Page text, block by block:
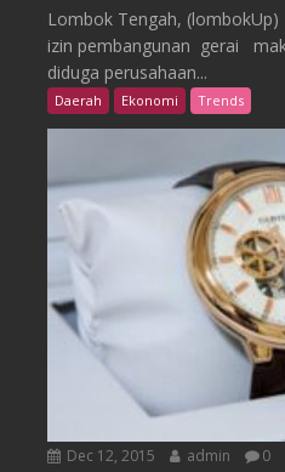
Lombok Tengah,
izin pembangunan gerai
diduga perusahaan...
Daerah Ekonomi Trends
Dec 12, 2015 admin 0